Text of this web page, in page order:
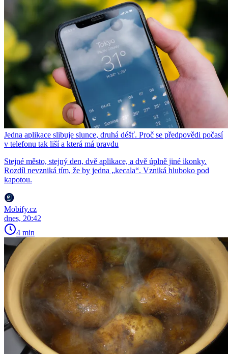
Jedna aplikace slibuje slunce, druhá déšť. Proč se předpovědi počasí
v telefonu tak liší a která má pravdu
Stejné město, stejný den, dvě aplikace, a dvě úplně jiné ikonky.
Rozdíl nevzniká tím, že by jedna „kecala“. Vzniká hluboko pod
kapotou.
Mobify.cz
dnes, 20:42
4 min